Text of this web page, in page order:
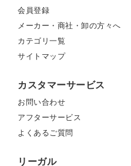
会員登録
メーカー・商社・卸の方々へ
カテゴリ一覧
サイトマップ
カスタマーサービス
お問い合わせ
アフターサービス
よくあるご質問
リーガル